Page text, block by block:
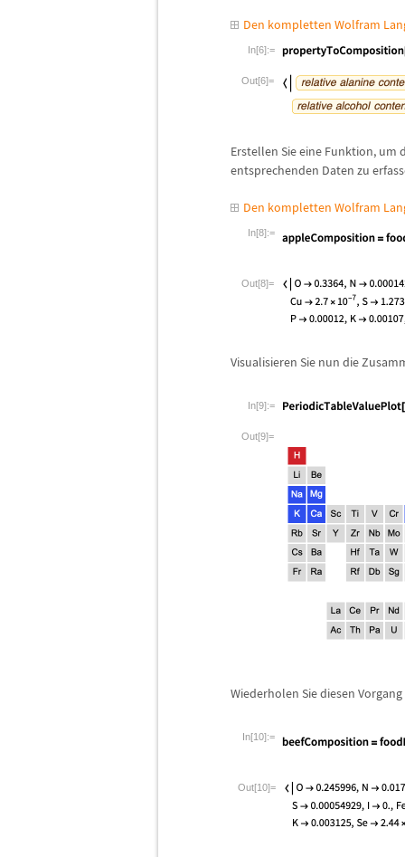
Den kompletten Wolfram
In[6]:=
Out[6]=
Erstellen Sie eine Funktion,
entsprechenden Daten zu
Den kompletten Wolfram
In[8]:=
Out[8]=
Visualisieren Sie nun die
In[9]:=
Out[9]=
Wiederholen Sie diesen
In[10]:=
Out[10]=